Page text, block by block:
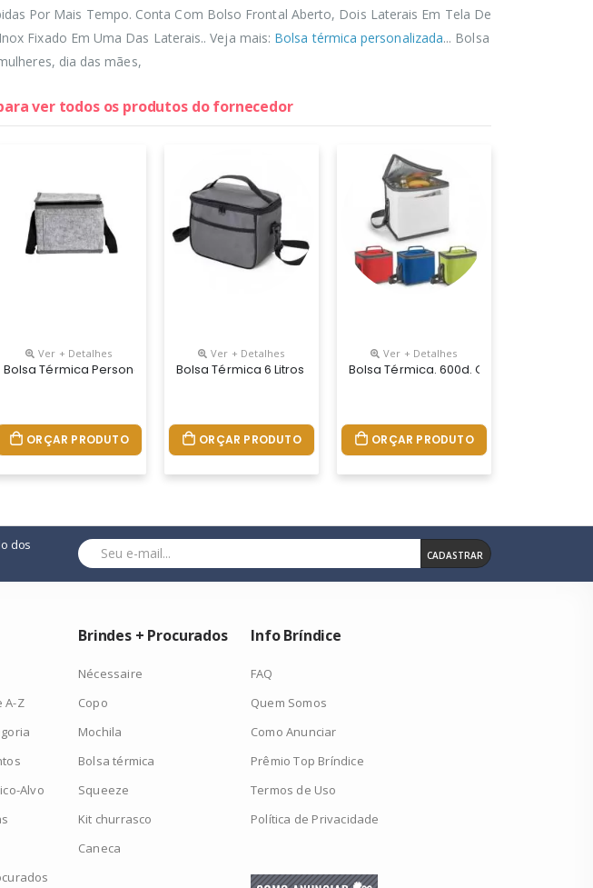
Por Mais Tempo. Conta Com Bolso Frontal Aberto, Dois Laterais Em Tela De
Fixado Em Uma Das Laterais.. Veja mais: Bolsa térmica personalizada... Bolsa
dia das mães,
ver todos os produtos do fornecedor
Nylon Na Tampa E Capacidade De Até 8 Litros. Possui Revestimento Térmico Em Peva
Capacidade De Até 4 Litros. Apresenta Revestimento Interno Em Folha De Alumínio, O Que
Em Oxford Impermeável, Com Detalhes Em Couro Sintético, Fechamento Em Zíper E
Ver + Detalhes
Bolsa Térmica Personalizada, Compacta E De Fácil Transporte. Feita Em Feltro, Capacidade De
ORÇAR PRODUTO
Ver + Detalhes
Bolsa Térmica 6 Litros Com Bolsos Externos E Alça De Mão Em
ORÇAR PRODUTO
Ver + Detalhes
Bolsa Térmica. 600d. Com Alça
ORÇAR PRODUTO
dos
CADASTRAR
A-Z
Alvo
Brindes + Procurados
Nécessaire
Copo
Mochila
Bolsa térmica
Squeeze
Kit churrasco
Caneca
Info Bríndice
FAQ
Quem Somos
Como Anunciar
Prêmio Top Bríndice
Termos de Uso
Política de Privacidade